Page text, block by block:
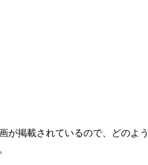
が掲載されているので、どのよ